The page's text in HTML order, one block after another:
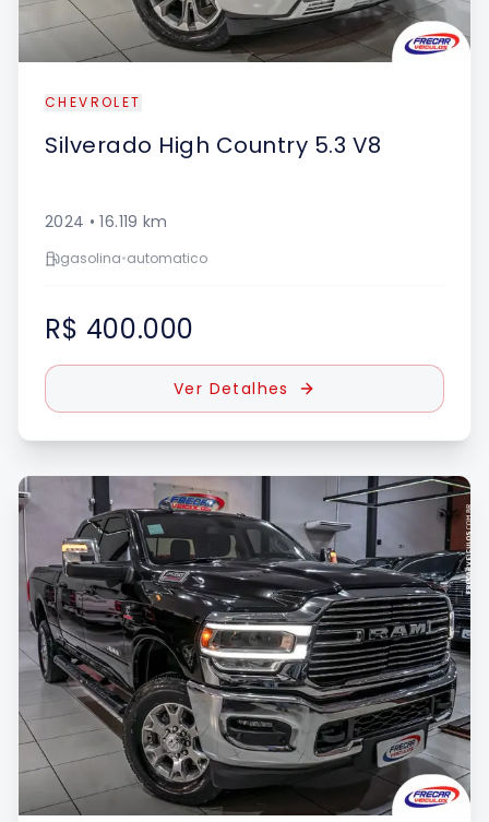
CHEVROLET
Silverado High Country 5.3 V8
2024 •16.119 km
gasolina•automatico
R$ 400.000
Ver Detalhes